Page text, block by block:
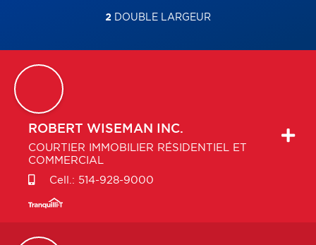
2 DOUBLE LARGEUR
ROBERT WISEMAN INC.
COURTIER IMMOBILIER RÉSIDENTIEL ET
COMMERCIAL
Cell.: 514-928-9000